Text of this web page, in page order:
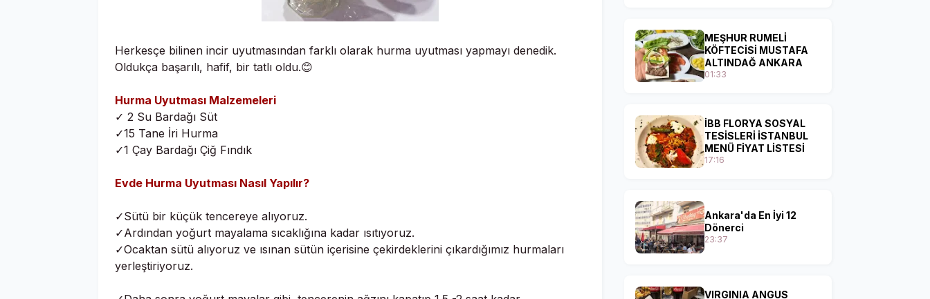
Herkesçe bilinen incir uyutmasından farklı olarak hurma uyutması yapmayı denedik.
Oldukça başarılı, hafif, bir tatlı oldu.😊
Hurma Uyutması Malzemeleri
✓ 2 Su Bardağı Süt
✓15 Tane İri Hurma
✓1 Çay Bardağı Çiğ Fındık
Evde Hurma Uyutması Nasıl Yapılır?
✓Sütü bir küçük tencereye alıyoruz.
✓Ardından yoğurt mayalama sıcaklığına kadar ısıtıyoruz.
✓Ocaktan sütü alıyoruz ve ısınan sütün içerisine çekirdeklerini çıkardığımız hurmaları
yerleştiriyoruz.
MEŞHUR RUMELİ
KÖFTECİSİ MUSTAFA
ALTINDAĞ ANKARA
01:33
İBB FLORYA SOSYAL
TESİSLERİ İSTANBUL
MENÜ FİYAT LİSTESİ
17:16
Ankara'da En İyi 12
Dönerci
23:37
VIRGINIA ANGUS